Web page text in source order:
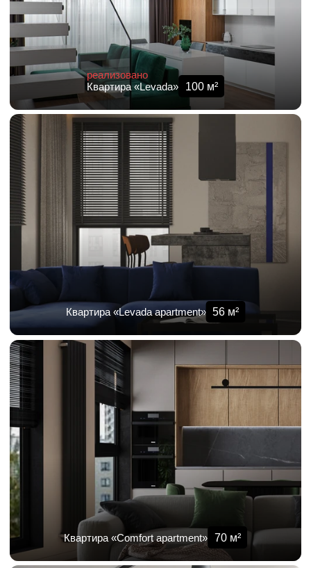
реализовано
Квартира «Levada»
100м²
Квартира «Levada apartment» 56 м²
Квартира «Comfort apartment» 70м²